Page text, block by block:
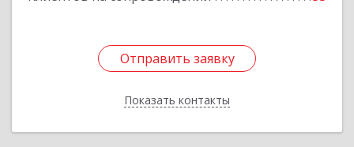
Отправить заявку
Показать контакты
Отправить заявку
Назад